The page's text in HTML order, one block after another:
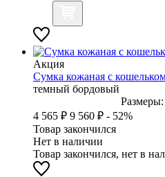
Акция
Сумка кожаная с
темный бордовый
Размеры:
4 565 ₽ 9 560 ₽ - 52%
Товар закончился
Нет в наличии
Товар закончился, нет в